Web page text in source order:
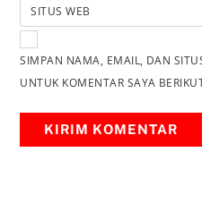
SITUS WEB
SIMPAN NAMA, EMAIL, DAN
UNTUK KOMENTAR SAYA